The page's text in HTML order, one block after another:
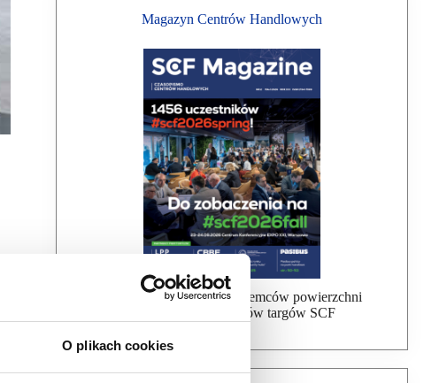
O plikach cookies
Magazyn Centrów Handlowych
Bezpłatna wysyłka dla najemców powierzchni
handlowej, uczestników targów SCF